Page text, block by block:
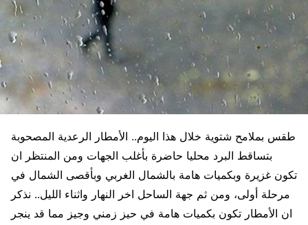
طقس بملامح شتوية خلال هذا اليوم.. الأمطار الرعدية المصحوبة
بتساقط البرد محليا حاضرة بأغلب الجهات ومن المنتظر ان
تكون غزيرة وبكميات هامة بالشمال الغربي وبأقصى الشمال في
مرحلة أولى، ومن ثم جهة الساحل اخر النهار واثناء الليل.. نذكر
ان الأمطار تكون بكميات هامة في حيز زمني وجيز مما قد ينجر